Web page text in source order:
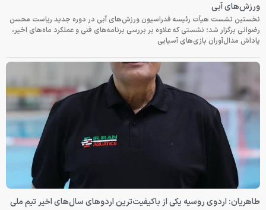
ورزش‌های آبی
نخستین نشست هیأت رئیسه فدراسیون ورزش‌های آبی در دوره جدید ریاست محسن
رضوانی برگزار شد؛ نشستی که علاوه بر بررسی برنامه‌های فنی و عملکرد ماه‌های اخیر،
پاداش مدال‌آوران بازی‌های آسیایی
طاهریان: اردوی روسیه یکی از باکیفیت‌ترین اردوهای سال‌های اخیر تیم ملی